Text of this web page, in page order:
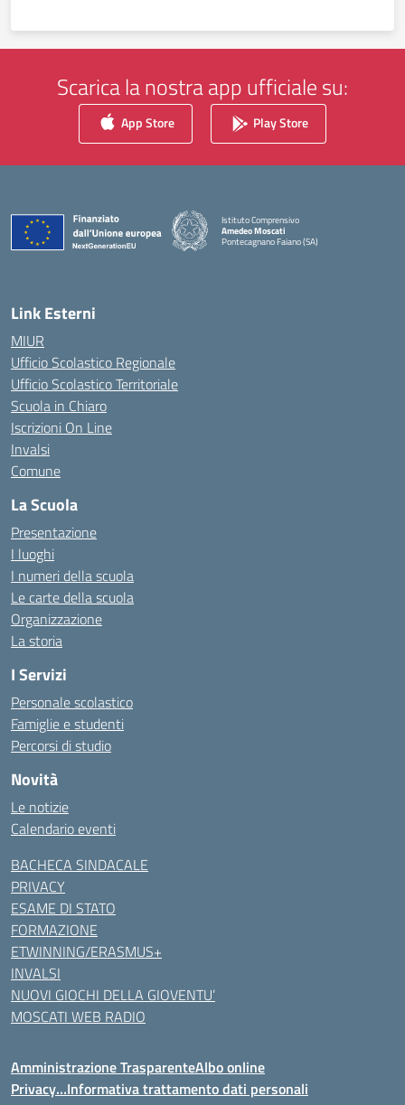
Scarica la nostra app ufficiale su:
App Store Play Store
Istituto Comprensivo
Amedeo Moscati
Pontecagnano Faiano (SA)
— Visita la pagina iniziale della scuola
Link Esterni
MIUR
Ufficio Scolastico Regionale
Ufficio Scolastico Territoriale
Scuola in Chiaro
Iscrizioni On Line
Invalsi
Comune
La Scuola
Presentazione
I luoghi
I numeri della scuola
Le carte della scuola
Organizzazione
La storia
I Servizi
Personale scolastico
Famiglie e studenti
Percorsi di studio
Novità
Le notizie
Calendario eventi
BACHECA SINDACALE
PRIVACY
ESAME DI STATO
FORMAZIONE
ETWINNING/ERASMUS+
INVALSI
NUOVI GIOCHI DELLA GIOVENTU’
MOSCATI WEB RADIO
Amministrazione TrasparenteAlbo online
Privacy…Informativa trattamento dati personali